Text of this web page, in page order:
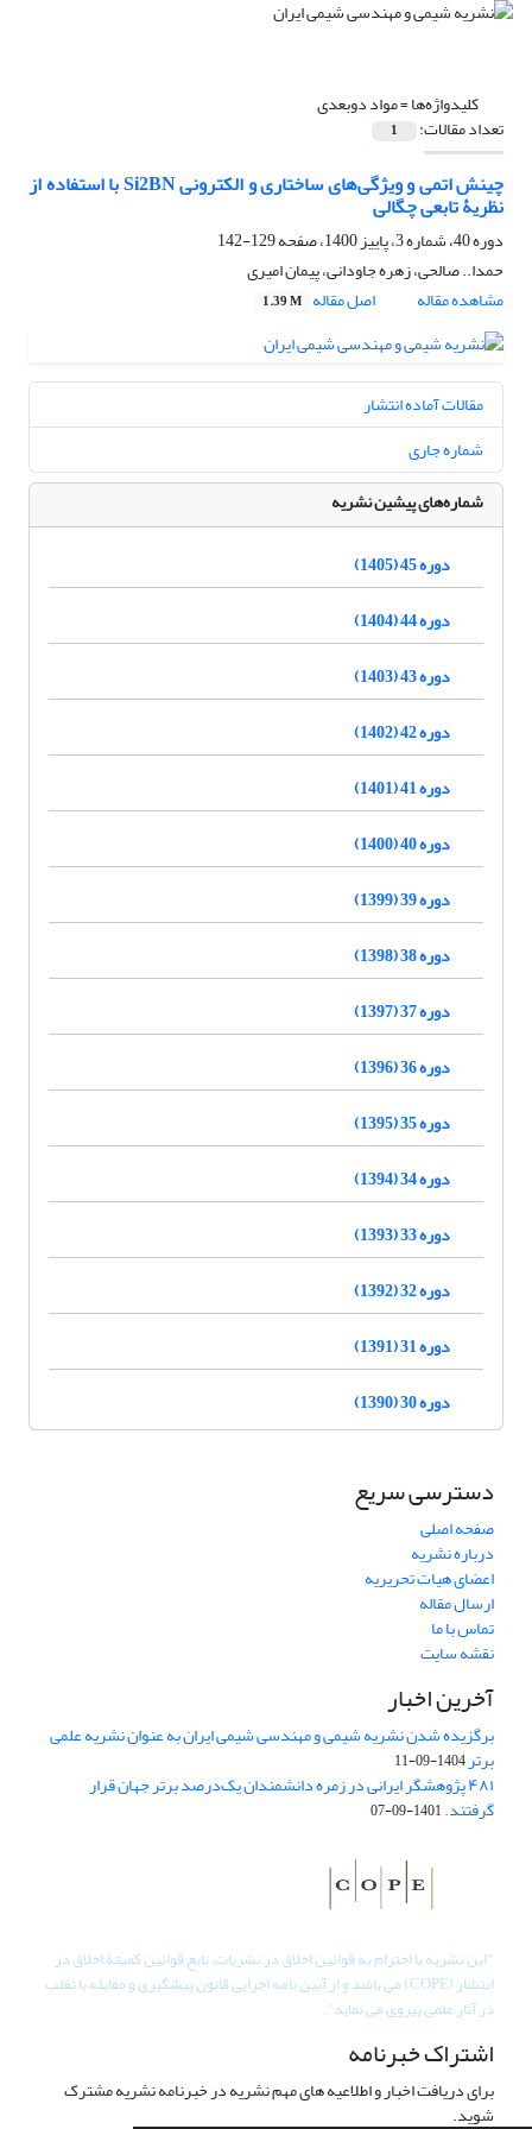
کلیدواژه‌ها =مواد دوبعدی
تعداد مقالات: 1
چینش اتمی و ویژگی‌های ساختاری و الکترونی Si2BN با استفاده از
نظریۀ تابعی چگالی
دوره 40، شماره 3، پاییز 1400، صفحه
129-142
حمدا.. صالحی، زهره جاودانی، پیمان امیری
مشاهده مقاله
اصل مقاله 1.39 M
مقالات آماده انتشار
شماره جاری
شماره‌های پیشین نشریه
دوره 45 (1405)
دوره 44 (1404)
دوره 43 (1403)
دوره 42 (1402)
دوره 41 (1401)
دوره 40 (1400)
دوره 39 (1399)
دوره 38 (1398)
دوره 37 (1397)
دوره 36 (1396)
دوره 35 (1395)
دوره 34 (1394)
دوره 33 (1393)
دوره 32 (1392)
دوره 31 (1391)
دوره 30 (1390)
دسترسی سریع
صفحه اصلی
درباره نشریه
اعضای هیات تحریریه
ارسال مقاله
تماس با ما
نقشه سایت
آخرین اخبار
برگزیده شدن نشریه شیمی و مهندسی شیمی ایران به عنوان نشریه علمی
برتر1404-09-11
۴۸۱ پژوهشگر ایرانی در زمره دانشمندان یک‌درصد برتر جهان قرار
گرفتند.1401-09-07
"این نشریه با احترام به قوانین اخلاق در نشریات، تابع قوانین کمیتۀ اخلاق در
انتشار (COPE) می باشد و از آیین نامه اجرایی قانون پیشگیری و مقابله با تقلب
در آثار علمی پیروی می نماید".
اشتراک خبرنامه
برای دریافت اخبار و اطلاعیه های مهم نشریه در خبرنامه نشریه مشترک
شوید.